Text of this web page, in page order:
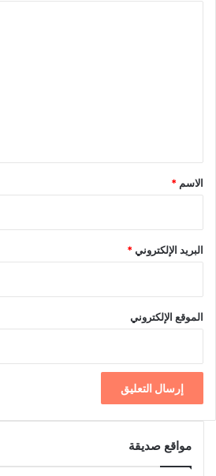
*
الاسم *
البريد الإلكتروني*
الموقع الإلكتروني
مواقع صديقة